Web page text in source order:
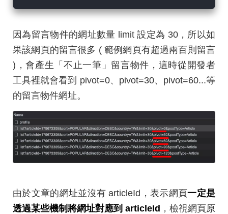
因為留言物件的網址數量 limit 設定為 30，所以如
果該網頁的留言很多 ( 範例網頁有超過兩百則留言
)，會產生「不止一筆」留言物件，這時從開發者
工具裡就會看到 pivot=0、pivot=30、pivot=60...等
的留言物件網址。
由於文章的網址並沒有 articleId，表示網頁一定是
透過某些機制將網址對應到 articleId ，檢視網頁原